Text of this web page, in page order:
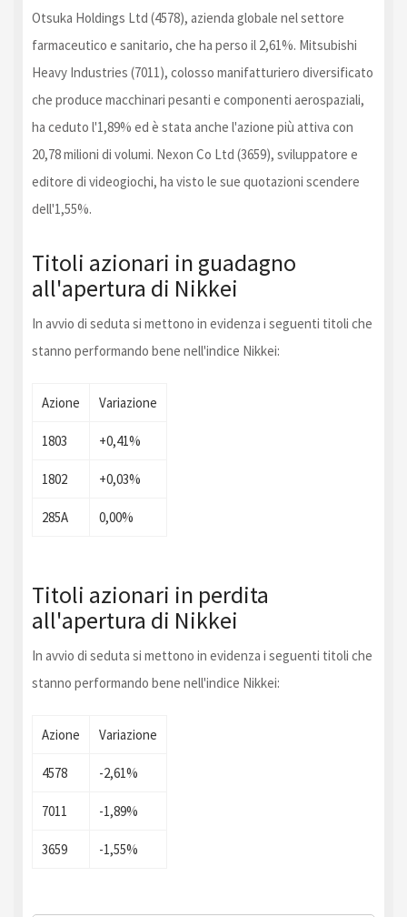
Otsuka Holdings Ltd (4578), azienda globale nel settore
farmaceutico e sanitario, che ha perso il 2,61%. Mitsubishi
Heavy Industries (7011), colosso manifatturiero diversificato
che produce macchinari pesanti e componenti aerospaziali,
ha ceduto l'1,89% ed è stata anche l'azione più attiva con
20,78 milioni di volumi. Nexon Co Ltd (3659), sviluppatore e
editore di videogiochi, ha visto le sue quotazioni scendere
dell'1,55%.
Titoli azionari in guadagno
all'apertura di Nikkei
In avvio di seduta si mettono in evidenza i seguenti titoli che
stanno performando bene nell'indice Nikkei:
Azione Variazione
1803 +0,41%
1802 +0,03%
285A 0,00%
Titoli azionari in perdita
all'apertura di Nikkei
In avvio di seduta si mettono in evidenza i seguenti titoli che
stanno performando bene nell'indice Nikkei:
Azione Variazione
4578 -2,61%
7011 -1,89%
3659 -1,55%